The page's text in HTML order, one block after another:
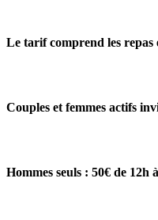
Le tarif comprend les repas
Couples et femmes actifs
Hommes seuls : 50€ de 12h